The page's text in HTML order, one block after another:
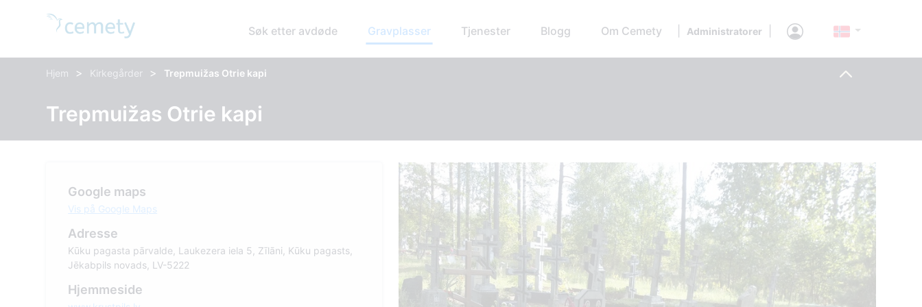
Søk etter avdøde Gravplasser Tjenester Blogg Om Cemety Administratorer
Hjem > Kirkegårder > Trepmuižas Otrie kapi
Trepmuižas Otrie kapi
Google maps
Vis på Google Maps
Adresse
Kūku pagasta pārvalde, Laukezera iela 5, Zīlāni, Kūku pagasts,
Jēkabpils novads, LV-5222
Hjemmeside